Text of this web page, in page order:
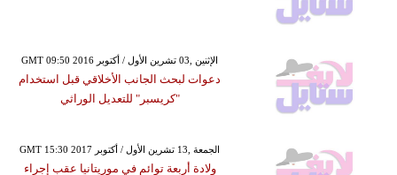
GMT 09:50 2016 الإثنين ,03 تشرين الأول / أكتوبر
دعوات لبحث الجانب الأخلاقي قبل استخدام
"كريسبر" للتعديل الوراثي
GMT 15:30 2017 الجمعة ,13 تشرين الأول / أكتوبر
ولادة أربعة توائم في موريتانيا عقب إجراء